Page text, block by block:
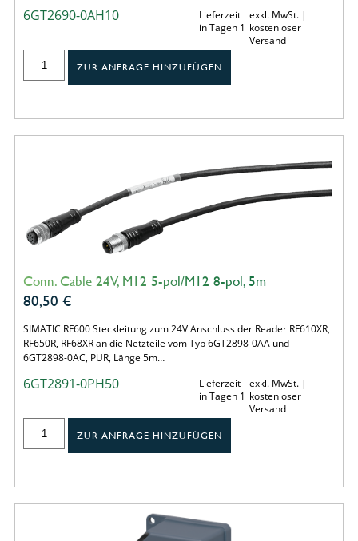
6GT2690-0AH10
Lieferzeit
in Tagen 1
exkl. MwSt. |
kostenloser
Versand
ZUR ANFRAGE HINZUFÜGEN
Conn. Cable 24V, M12 5-pol/M12 8-pol, 5m
80,50 €
SIMATIC RF600 Steckleitung zum 24V Anschluss der Reader RF610XR,
RF650R, RF68XR an die Netzteile vom Typ 6GT2898-0AA und
6GT2898-0AC, PUR, Länge 5m…
6GT2891-0PH50
Lieferzeit
in Tagen 1
exkl. MwSt. |
kostenloser
Versand
ZUR ANFRAGE HINZUFÜGEN